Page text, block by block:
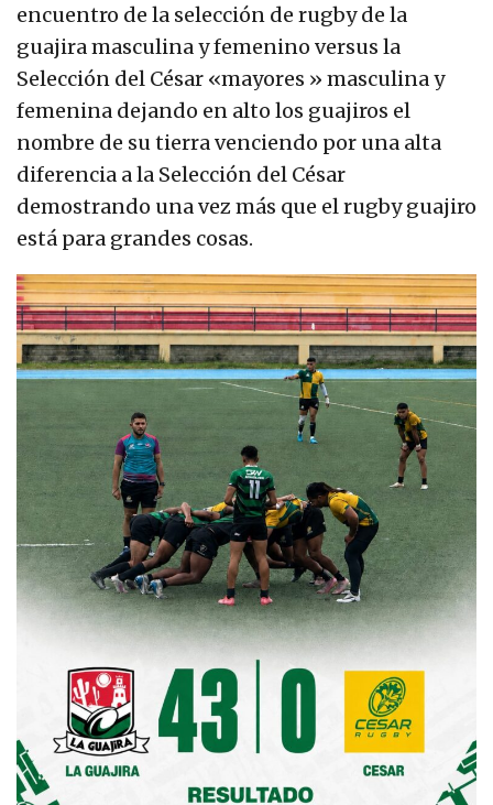
encuentro de la selección de rugby de la
guajira masculina y femenino versus la
Selección del César «mayores » masculina y
femenina dejando en alto los guajiros el
nombre de su tierra venciendo por una alta
diferencia a la Selección del César
demostrando una vez más que el rugby guajiro
está para grandes cosas.